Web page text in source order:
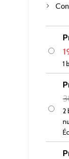
1
2